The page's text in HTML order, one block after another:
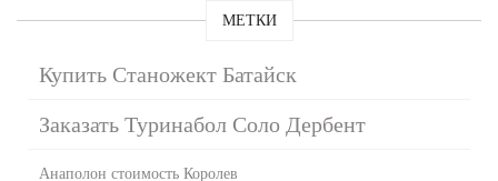
МЕТКИ
Купить Станожект Батайск
Заказать Туринабол Соло Дербент
Анаполон стоимость Королев